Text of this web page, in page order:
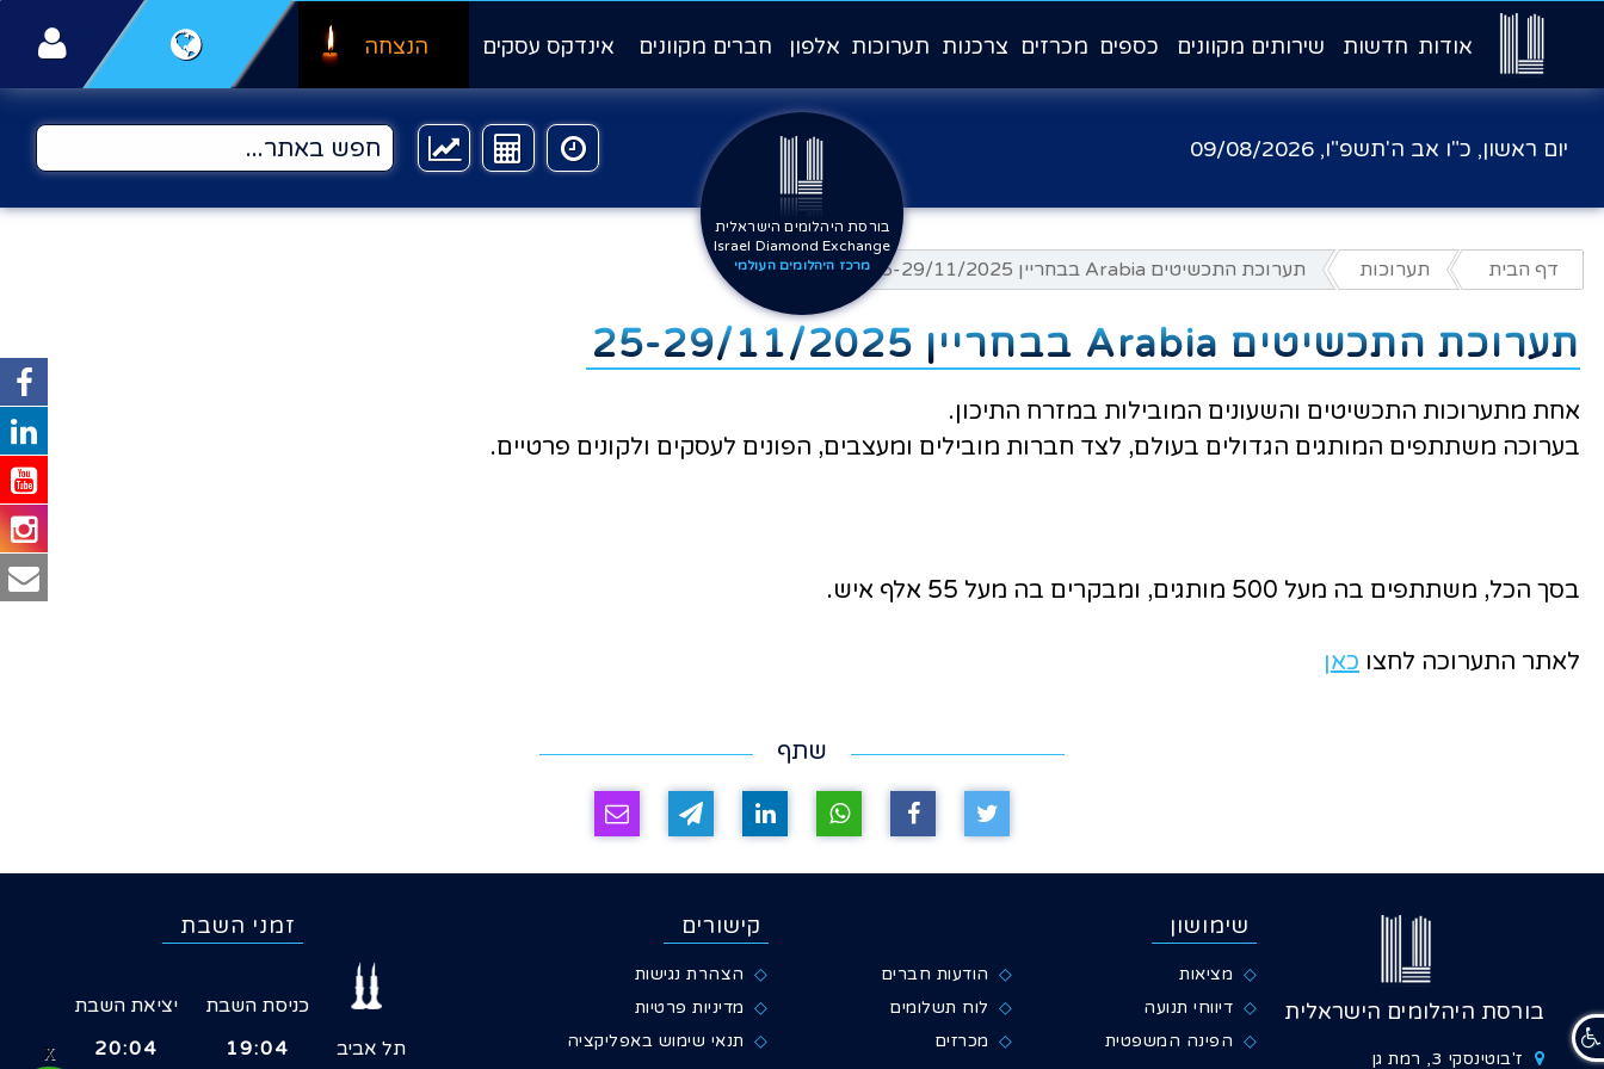
אודות חדשות שירותים מקוונים כספים מכרזים צרכנות תערוכות אלפון חברים מקוונים אינדקס עסקים הנצחה
יום ראשון, כ"ו אב ה'תשפ"ו, 09/08/2026
בורסת היהלומים הישראלית
Israel Diamond Exchange
מרכז היהלומים העולמי דף הבית תערוכות תערוכת התכשיטים Arabia בבחריין 25-29/11/2025
תערוכת התכשיטים Arabia בבחריין 25-29/11/2025
אחת מתערוכות התכשיטים והשעונים המובילות במזרח התיכון.
בערוכה משתתפים המותגים הגדולים בעולם, לצד חברות מובילים ומעצבים, הפונים לעסקים ולקונים פרטיים.
בסך הכל, משתתפים בה מעל 500 מותגים, ומבקרים בה מעל 55 אלף איש.
לאתר התערוכה לחצו כאן
שתף
בורסת היהלומים הישראלית
ז'בוטינסקי 3, רמת גן
שימושון
מציאות
הודעות חברים
דיווחי תנועה
לוח תשלומים
הפינה המשפטית
מכרזים
קישורים
הצהרת נגישות
מדיניות פרטיות
תנאי שימוש באפליקציה
זמני השבת
כניסת השבת
יציאת השבת
תל אביב
19:04
20:04
X